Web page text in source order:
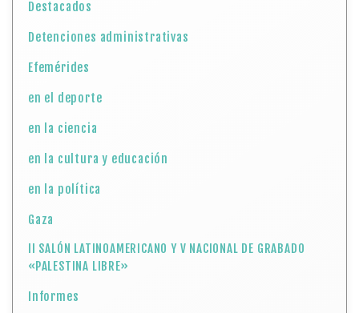
Destacados
Detenciones administrativas
Efemérides
en el deporte
en la ciencia
en la cultura y educación
en la política
Gaza
II SALÓN LATINOAMERICANO Y V NACIONAL DE GRABADO
«PALESTINA LIBRE»
Informes